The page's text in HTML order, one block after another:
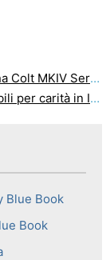
MKIV Serie 70
carità in Illinois
Blue Book
Book